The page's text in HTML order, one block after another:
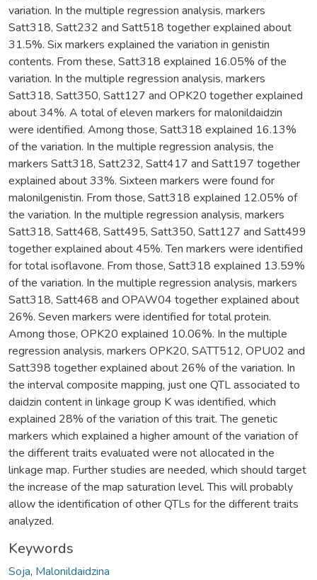
variation. In the multiple regression analysis, markers
Satt318, Satt232 and Satt518 together explained about
31.5%. Six markers explained the variation in genistin
contents. From these, Satt318 explained 16.05% of the
variation. In the multiple regression analysis, markers
Satt318, Satt350, Satt127 and OPK20 together explained
about 34%. A total of eleven markers for malonildaidzin
were identified. Among those, Satt318 explained 16.13%
of the variation. In the multiple regression analysis, the
markers Satt318, Satt232, Satt417 and Satt197 together
explained about 33%. Sixteen markers were found for
malonilgenistin. From those, Satt318 explained 12.05% of
the variation. In the multiple regression analysis, markers
Satt318, Satt468, Satt495, Satt350, Satt127 and Satt499
together explained about 45%. Ten markers were identified
for total isoflavone. From those, Satt318 explained 13.59%
of the variation. In the multiple regression analysis, markers
Satt318, Satt468 and OPAW04 together explained about
26%. Seven markers were identified for total protein.
Among those, OPK20 explained 10.06%. In the multiple
regression analysis, markers OPK20, SATT512, OPU02 and
Satt398 together explained about 26% of the variation. In
the interval composite mapping, just one QTL associated to
daidzin content in linkage group K was identified, which
explained 28% of the variation of this trait. The genetic
markers which explained a higher amount of the variation of
the different traits evaluated were not allocated in the
linkage map. Further studies are needed, which should target
the increase of the map saturation level. This will probably
allow the identification of other QTLs for the different traits
analyzed.
Keywords
Soja, Malonildaidzina